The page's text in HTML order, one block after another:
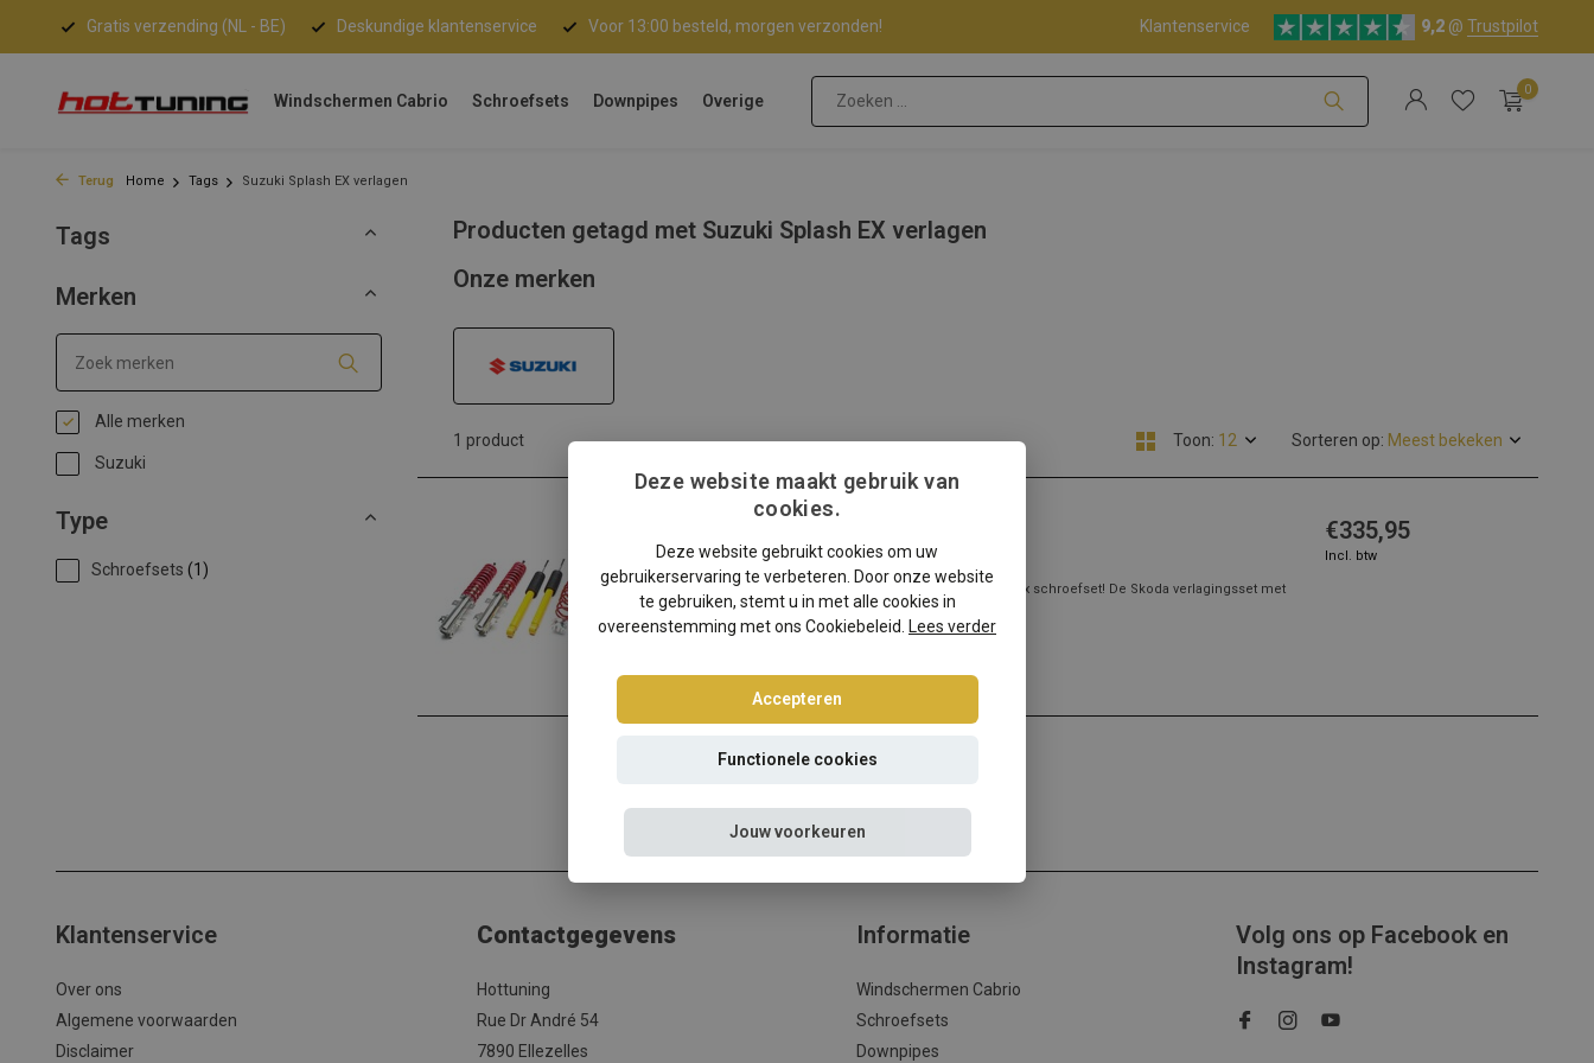
Gratis verzending (NL - BE) Deskundige klantenservice Voor 13:00 besteld, morgen verzonden! Klantenservice 9,2 @ Trustpilot
Windschermen Cabrio Schroefsets Downpipes Overige
0
Terug Home Tags Suzuki Splash EX verlagen
Tags
Merken
Alle merken
Suzuki
Type
Schroefsets (1)
Producten getagd met Suzuki Splash EX verlagen
Onze merken
1 product Toon: Sorteren op:
Suzuki Splash EX schroefset
Suzuki Splash EX verlagen? Kies dan voor deze Ta-Technix schroefset! De Skoda verlagingsset met
de beste prijs/kwaliteit...
Lees meer
€335,95
Incl. btw
Klantenservice
Over ons
Algemene voorwaarden
Disclaimer
Contactgegevens
Hottuning
Rue Dr André 54
7890 Ellezelles
Informatie
Windschermen Cabrio
Schroefsets
Downpipes
Volg ons op Facebook en
Instagram!
Deze website maakt gebruik van
cookies.
Deze website gebruikt cookies om uw
gebruikerservaring te verbeteren. Door onze website
te gebruiken, stemt u in met alle cookies in
overeenstemming met ons Cookiebeleid. Lees verder
Accepteren
Functionele cookies
Jouw voorkeuren